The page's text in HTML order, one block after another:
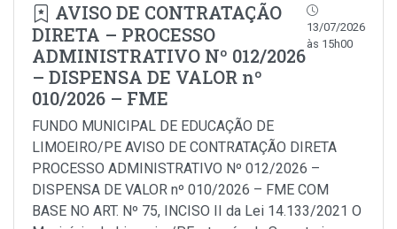
AVISO DE CONTRATAÇÃO
DIRETA – PROCESSO
ADMINISTRATIVO Nº 012/2026
– DISPENSA DE VALOR nº
010/2026 – FME
13/07/2026
às 15h00
FUNDO MUNICIPAL DE EDUCAÇÃO DE
LIMOEIRO/PE AVISO DE CONTRATAÇÃO DIRETA
PROCESSO ADMINISTRATIVO Nº 012/2026 –
DISPENSA DE VALOR nº 010/2026 – FME COM
BASE NO ART. Nº 75, INCISO II da Lei 14.133/2021 O